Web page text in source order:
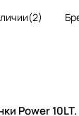
(2)
Power